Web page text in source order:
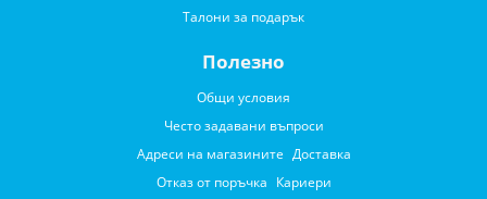
Талони за подарък
Полезно
Общи условия
Често задавани въпроси
Адреси на магазините Доставка
Отказ от поръчка Кариери